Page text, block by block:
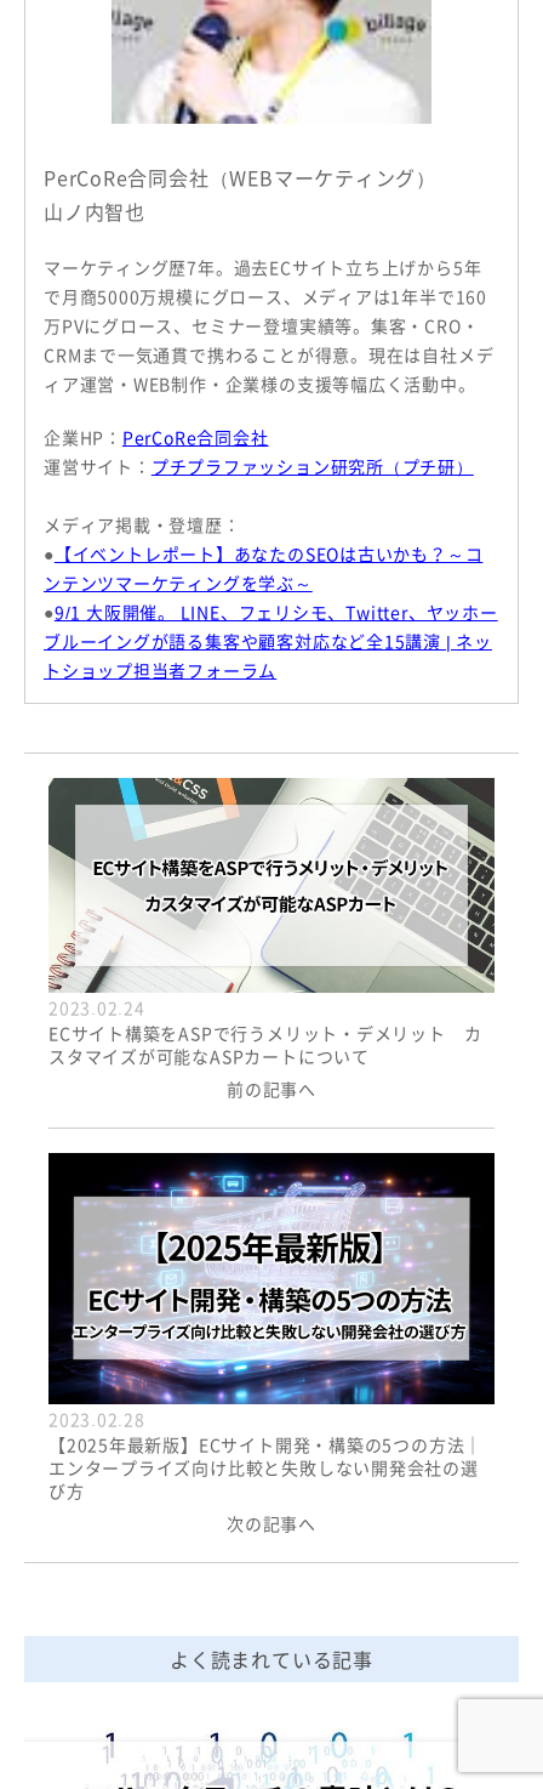
PerCoRe合同会社（WEBマーケティング）
山ノ内智也
マーケティング歴7年。過去ECサイト立ち上げから5年
で月商5000万規模にグロース、メディアは1年半で160
万PVにグロース、セミナー登壇実績等。集客・CRO・
CRMまで一気通貫で携わることが得意。現在は自社メデ
ィア運営・WEB制作・企業様の支援等幅広く活動中。
企業HP： PerCoRe合同会社
運営サイト： プチプラファッション研究所（プチ研）
メディア掲載・登壇歴：
● 【イベントレポート】あなたのSEOは古いかも？～コ
ンテンツマーケティングを学ぶ～
●9/1 大阪開催。 LINE、フェリシモ、Twitter、ヤッホー
ブルーイングが語る集客や顧客対応など全15講演 | ネッ
トショップ担当者フォーラム
2023.02.24
ECサイト構築をASPで行うメリット・デメリット カ
スタマイズが可能なASPカートについて
前の記事へ
2023.02.28
【2025年最新版】ECサイト開発・構築の5つの方法｜
エンタープライズ向け比較と失敗しない開発会社の選
び方
次の記事へ
よく読まれている記事